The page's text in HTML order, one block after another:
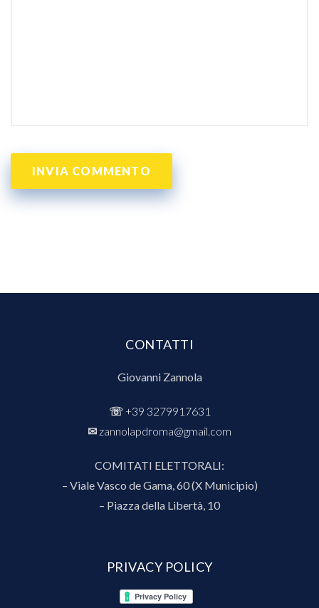
CONTATTI
Giovanni Zannola
☏+39 3279917631
✉︎ zannolapdroma@gmail.com
COMITATI ELETTORALI:
– Viale Vasco de Gama, 60 (X Municipio)
– Piazza della Libertà, 10
PRIVACY POLICY